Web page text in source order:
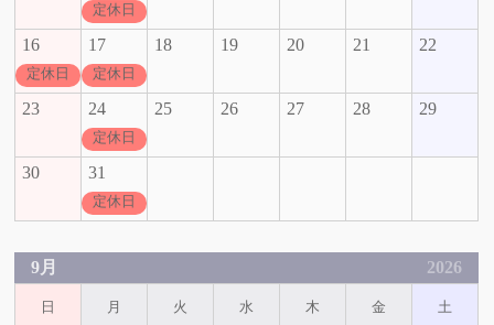
定休日
16
定休日
17
定休日
18 19 20 21 22
23 24
定休日
25 26 27 28 29
30 31
定休日
9月 2026
日 月 火 水 木 金 土